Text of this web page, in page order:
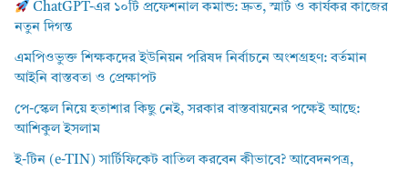
ChatGPT-এর ১০টি প্রফেশনাল কমান্ড: দ্রুত, স্মার্ট ও কার্যকর কাজের
নতুন দিগন্ত
এমপিওভুক্ত শিক্ষকদের ইউনিয়ন পরিষদ নির্বাচনে অংশগ্রহণ: বর্তমান
আইনি বাস্তবতা ও প্রেক্ষাপট
পে-স্কেল নিয়ে হতাশার কিছু নেই, সরকার বাস্তবায়নের পক্ষেই আছে:
আশিকুল ইসলাম
ই-টিন (e-TIN) সার্টিফিকেট বাতিল করবেন কীভাবে? আবেদনপত্র,